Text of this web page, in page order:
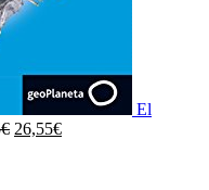
El
€ El
26,55€El